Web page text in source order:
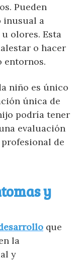
Pueden
inusual a
olores. Esta
o hacer
entornos.
niño es único
única de
podría tener
evaluación
de
y
que
la
y